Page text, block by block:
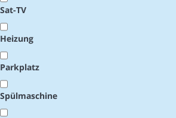
Sat-TV
Heizung
Parkplatz
Spülmaschine